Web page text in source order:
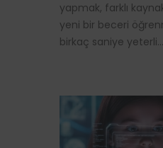
yapmak, farklı
yeni bir beceri
birkaç saniye yeterli…